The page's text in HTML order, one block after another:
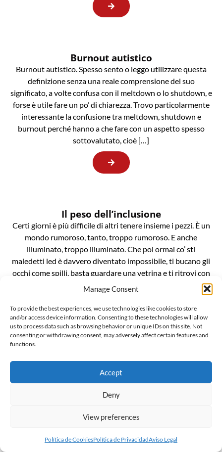
Manage Consent
To provide the best experiences, we use technologies like cookies to store
and/or access device information. Consenting to these technologies will allow
us to process data such as browsing behavior or unique IDs on this site. Not
consenting or withdrawing consent, may adversely affect certain features and
functions.
Accept
Deny
View preferences
Política de CookiesPolítica de PrivacidadAviso Legal
Burnout autistico
Burnout autistico. Spesso sento o leggo utilizzare questa
definizione senza una reale comprensione del suo
significato, a volte confusa con il meltdown o lo shutdown, e
forse è utile fare un po’ di chiarezza. Trovo particolarmente
interessante la confusione tra meltdown, shutdown e
burnout perché hanno a che fare con un aspetto spesso
sottovalutato, cioè […]
Il peso dell’inclusione
Certi giorni è più difficile di altri tenere insieme i pezzi. È un
mondo rumoroso, tanto, troppo rumoroso. E anche
illuminato, troppo illuminato. Che poi ormai co’ sti
maledetti led è davvero diventato impossibile, ti bucano gli
occhi come spilli, basta guardare una vetrina e ti ritrovi con
le cornee bruciate. È un casino da […]
L’invenzionde della “gender ideology”
Il mondo sussulta incredulo alla notizia che Penny Polar
Bear, compagna di scuola di Peppa pig, ha raccontato alle
compagne e ai compagni di classe di avere due mamme. E
gender”. Ma voglio darvi una notizia ancora più
esiste, è […]